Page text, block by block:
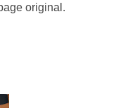
original.